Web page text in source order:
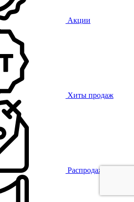
Акции
Хиты продаж
Распродажа